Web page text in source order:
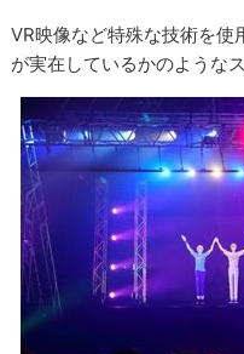
VR映像など特殊な技術を使
が実在しているかのような